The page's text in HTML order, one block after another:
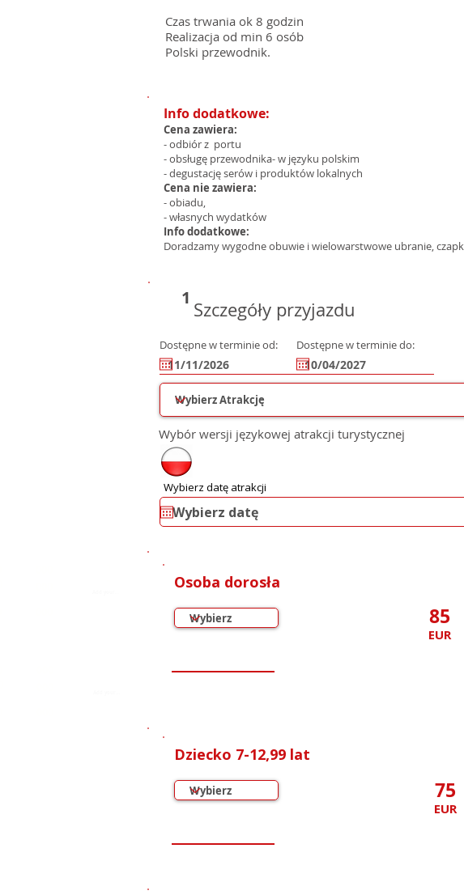
Czas trwania ok 8 godzin
Realizacja od min 6 osób
Polski przewodnik.
Info dodatkowe:
Cena zawiera:
- odbiór z portu
- obsługę przewodnika- w języku polskim
- degustację serów i produktów lokalnych
Cena nie zawiera:
- obiadu,
- własnych wydatków
Info dodatkowe:
Doradzamy wygodne obuwie i wielowarstwowe ubranie,
1
Szczegóły przyjazdu
Dostępne w terminie od: Dostępne w terminie do:
Wybór wersji językowej atrakcji turystycznej
Wybierz datę atrakcji
Osoba dorosła
85
EUR
Dziecko 7-12,99 lat
75
EUR